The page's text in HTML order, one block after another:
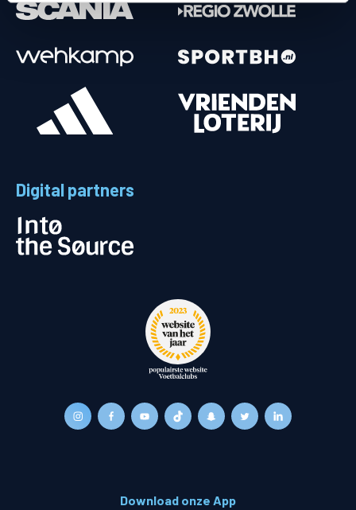
Digital partners
Download onze App